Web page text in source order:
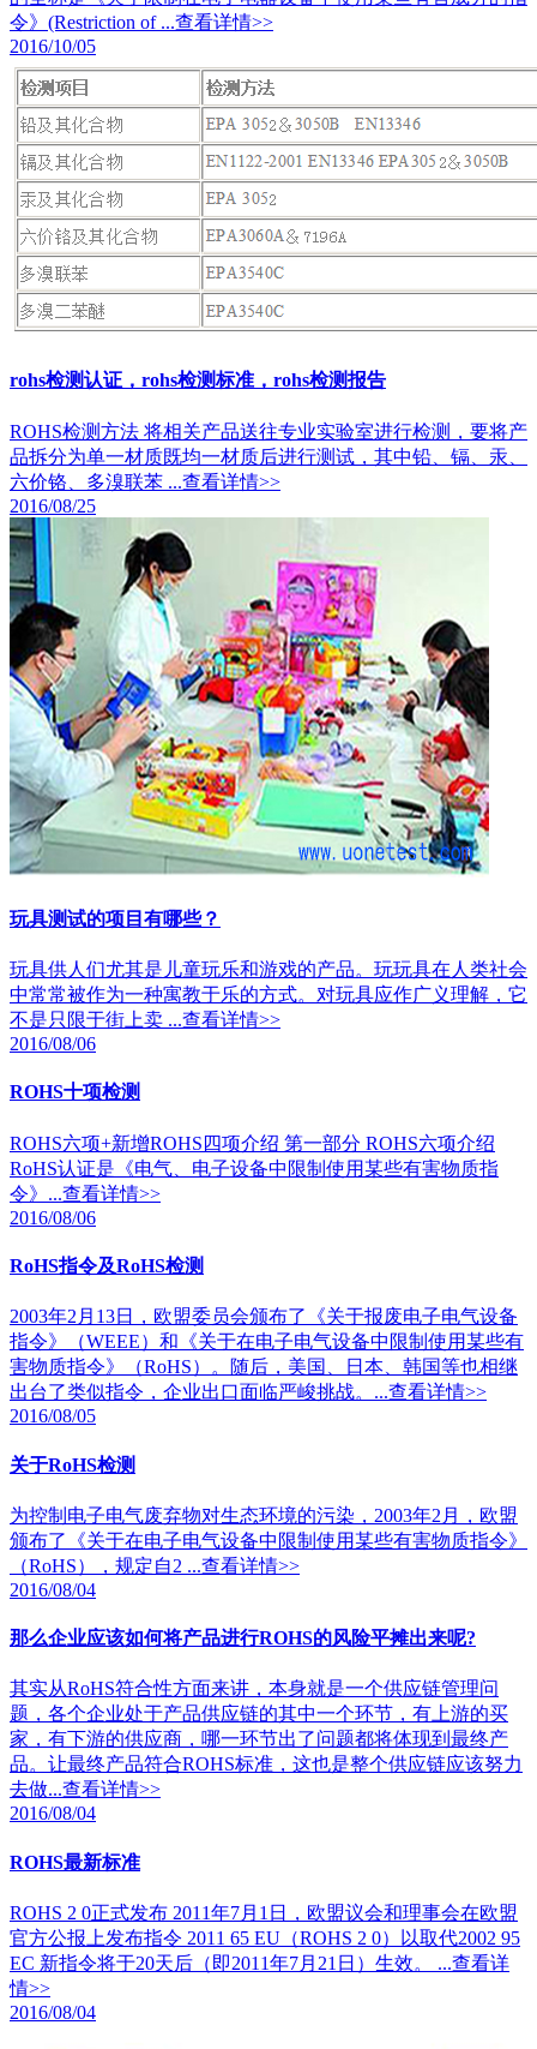
令》(Restriction of ...查看详情>>
2016/10/05
rohs检测认证，rohs检测标准，rohs检测报告
ROHS检测方法 将相关产品送往专业实验室进行检测，要将产
品拆分为单一材质既均一材质后进行测试，其中铅、镉、汞、
六价铬、多溴联苯 ...查看详情>>
2016/08/25
玩具测试的项目有哪些？
玩具供人们尤其是儿童玩乐和游戏的产品。玩玩具在人类社会
中常常被作为一种寓教于乐的方式。对玩具应作广义理解，它
不是只限于街上卖 ...查看详情>>
2016/08/06
ROHS十项检测
ROHS六项+新增ROHS四项介绍 第一部分 ROHS六项介绍
RoHS认证是《电气、电子设备中限制使用某些有害物质指
令》...查看详情>>
2016/08/06
RoHS指令及RoHS检测
2003年2月13日，欧盟委员会颁布了《关于报废电子电气设备
指令》（WEEE）和《关于在电子电气设备中限制使用某些有
害物质指令》（RoHS）。随后，美国、日本、韩国等也相继
出台了类似指令，企业出口面临严峻挑战。...查看详情>>
2016/08/05
关于RoHS检测
为控制电子电气废弃物对生态环境的污染，2003年2月，欧盟
颁布了《关于在电子电气设备中限制使用某些有害物质指令》
（RoHS），规定自2 ...查看详情>>
2016/08/04
那么企业应该如何将产品进行ROHS的风险平摊出来呢?
其实从RoHS符合性方面来讲，本身就是一个供应链管理问
题，各个企业处于产品供应链的其中一个环节，有上游的买
家，有下游的供应商，哪一环节出了问题都将体现到最终产
品。让最终产品符合ROHS标准，这也是整个供应链应该努力
去做...查看详情>>
2016/08/04
ROHS最新标准
ROHS 2 0正式发布 2011年7月1日，欧盟议会和理事会在欧盟
官方公报上发布指令 2011 65 EU（ROHS 2 0）以取代2002 95
EC 新指令将于20天后（即2011年7月21日）生效。 ...查看详
情>>
2016/08/04